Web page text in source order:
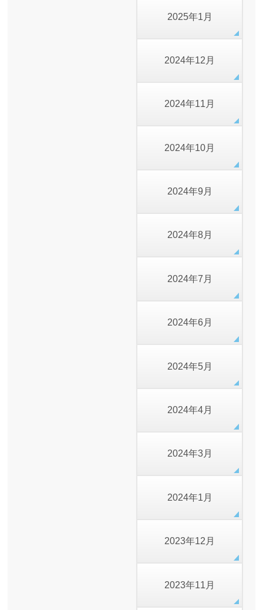
2025年1月
2024年12月
2024年11月
2024年10月
2024年9月
2024年8月
2024年7月
2024年6月
2024年5月
2024年4月
2024年3月
2024年1月
2023年12月
2023年11月